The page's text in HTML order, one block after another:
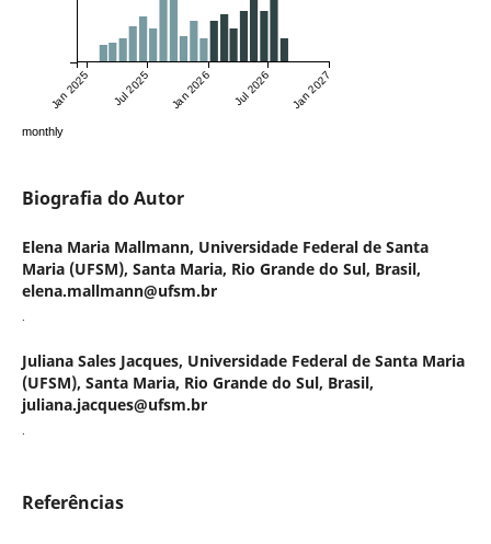
Jan 2025 Jul 2025 Jan 2026 Jul 2026 Jan 2027
monthly
Biografia do Autor
Elena Maria Mallmann, Universidade Federal de Santa
Maria (UFSM), Santa Maria, Rio Grande do Sul, Brasil,
elena.mallmann@ufsm.br
.
Juliana Sales Jacques, Universidade Federal de Santa Maria
(UFSM), Santa Maria, Rio Grande do Sul, Brasil,
juliana.jacques@ufsm.br
.
Referências